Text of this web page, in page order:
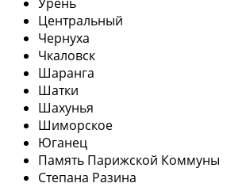
Центральный
Чернуха
Чкаловск
Шаранга
Шатки
Шахунья
Шиморское
Юганец
Память Парижской Коммуны
Степана Разина